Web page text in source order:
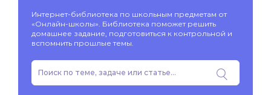
Интернет-библиотека по школьным предметам от
«Онлайн-школы». Библиотека поможет решить
домашнее задание, подготовиться к контрольной и
вспомнить прошлые темы.